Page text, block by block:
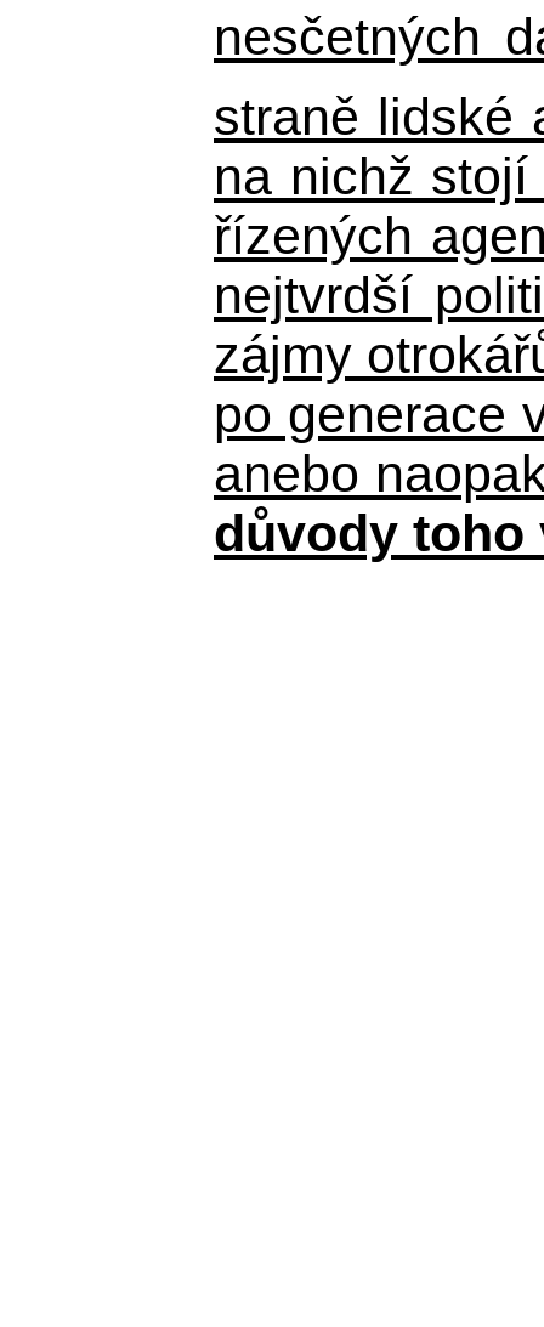
nesčetných
straně lidské
na nichž
řízených
nejtvrdší
zájmy
po generace
anebo
důvody toho